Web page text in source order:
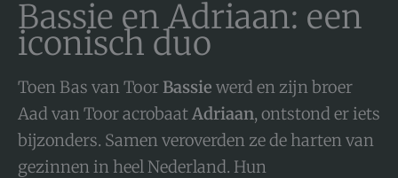
Bassie en Adriaan: een
iconisch duo
Toen Bas van ToorBassie werd en zijn broer
Aad van Toor acrobaatAdriaan, ontstond er iets
bijzonders. Samen veroverden ze de harten van
gezinnen in heel Nederland. Hun